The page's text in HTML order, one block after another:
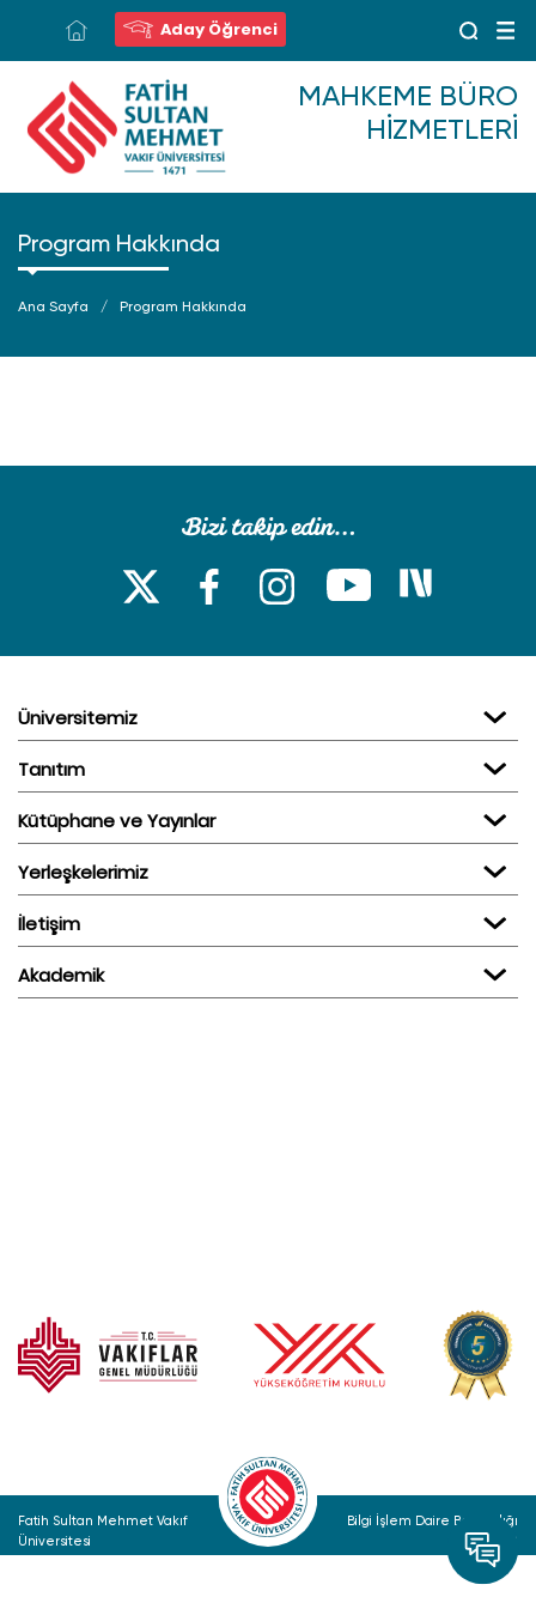
Aday Öğrenci
MAHKEME BÜRO
HIZMETLERI
Program Hakkında
Ana Sayfa Program Hakkında
Üniversitemiz
Tanıtım
Kütüphane ve Yayınlar
Yerleşkelerimiz
İletişim
Akademik
Fatih Sultan Mehmet Vakıf
Üniversitesi
Bilgi İşlem Daire Başkanlığı
© 2022